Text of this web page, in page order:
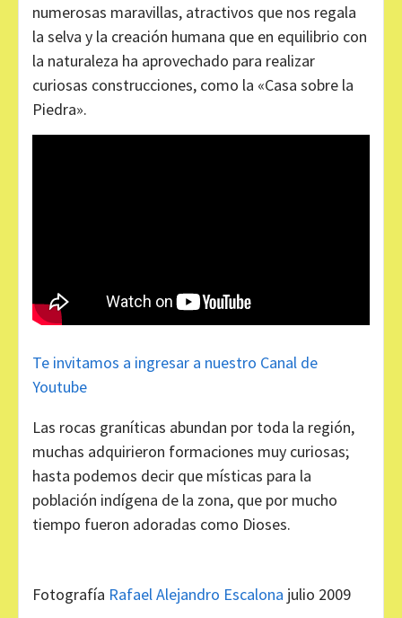
numerosas maravillas, atractivos que nos regala
la selva y la creación humana que en equilibrio con
la naturaleza ha aprovechado para realizar
curiosas construcciones, como la «Casa sobre la
Piedra».
Te invitamos a ingresar a nuestro Canal de
Youtube
Las rocas graníticas abundan por toda la región,
muchas adquirieron formaciones muy curiosas;
hasta podemos decir que místicas para la
población indígena de la zona, que por mucho
tiempo fueron adoradas como Dioses.
Fotografía Rafael Alejandro Escalona julio 2009